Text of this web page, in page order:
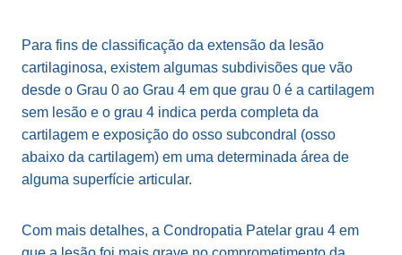
Para fins de classificação da extensão da lesão
cartilaginosa, existem algumas subdivisões que vão
desde o Grau 0 ao Grau 4 em que grau 0 é a cartilagem
sem lesão e o grau 4 indica perda completa da
cartilagem e exposição do osso subcondral (osso
abaixo da cartilagem) em uma determinada área de
alguma superfície articular.
Com mais detalhes, a Condropatia Patelar grau 4 em